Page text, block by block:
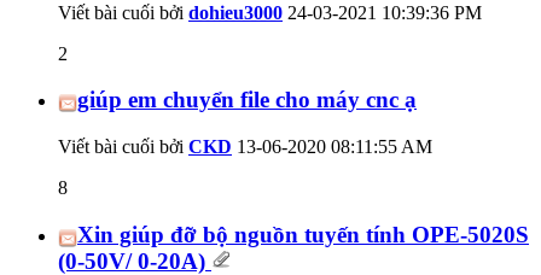
Viết bài cuối bởi dohieu3000 24-03-2021 10:39:36 PM
2
giúp em chuyển file cho máy cnc ạ
Viết bài cuối bởi CKD 13-06-2020 08:11:55 AM
8
Xin giúp đỡ bộ nguồn tuyến tính OPE-5020S
(0-50V/ 0-20A)